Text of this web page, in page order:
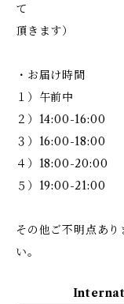
て
頂きます）
・お届け時間
１）午前中
２）14:00-16:00
３）16:00-18:00
４）18:00-20:00
５）19:00-21:00
その他ご不明点あ
い。